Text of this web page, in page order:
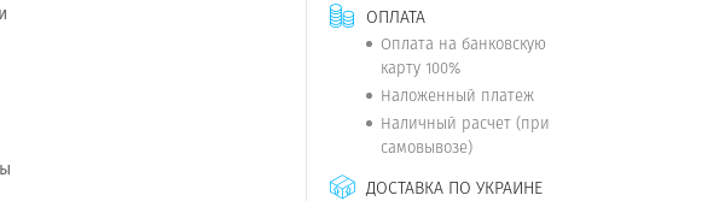
ОПЛАТА
Оплата на банковскую
карту 100%
Наложенный платеж
Наличный расчет (при
самовывозе)
ДОСТАВКА ПО УКРАИНЕ